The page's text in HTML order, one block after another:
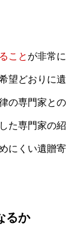
こと が非常に
望どおりに遺
の専門家との
た専門家の紹
にくい遺贈寄
るか